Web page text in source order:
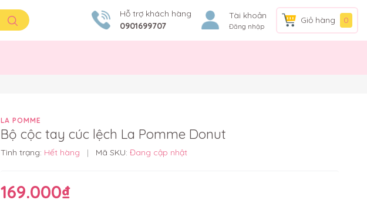
Hỗ trợ khách hàng
0901699707
Tài khoản
Đăng nhập
Giỏ hàng 0
LA POMME
Bộ cộc tay cúc lệch La Pomme Donut
Tình trạng: Hết hàng | Mã SKU: Đang cập nhật
169.000₫